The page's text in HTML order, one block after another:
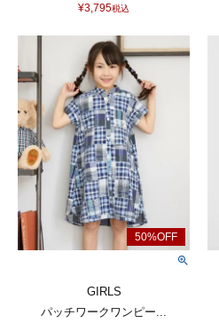
¥3,795税込
GIRLS
パッチワークワンピー...